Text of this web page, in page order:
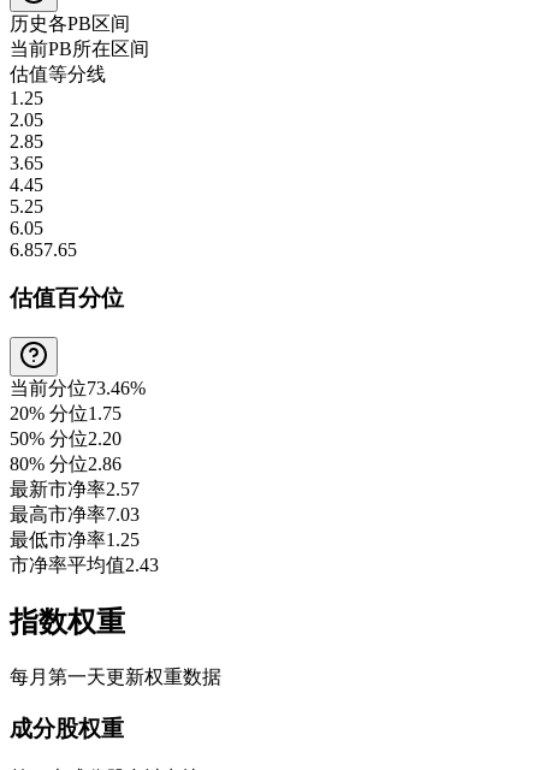
历史各PB区间
当前PB所在区间
估值等分线
1.25
2.05
2.85
3.65
4.45
5.25
6.05
6.857.65
估值百分位
当前分位73.46%
20% 分位1.75
50% 分位2.20
80% 分位2.86
最新市净率2.57
最高市净率7.03
最低市净率1.25
市净率平均值2.43
指数权重
每月第一天更新权重数据
成分股权重